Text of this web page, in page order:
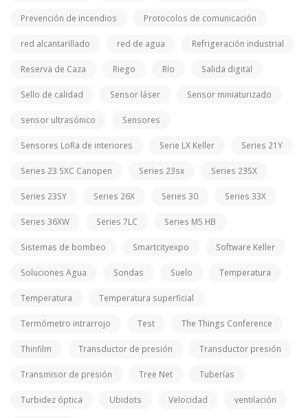
Prevención de incendios Protocolos de comunicación
red alcantarillado red de agua Refrigeración industrial
Reserva de Caza Riego Río Salida digital
Sello de calidad Sensor láser Sensor miniaturizado
sensor ultrasónico Sensores
Sensores LoRa de interiores Serie LX Keller Series 21Y
Series 23 SXC Canopen Series 23sx Series 23SX
Series 23SY Series 26X Series 30 Series 33X
Series 36XW Series 7LC Series M5 HB
Sistemas de bombeo Smartcityexpo Software Keller
Soluciones Agua Sondas Suelo Temperatura
Temperatura Temperatura superficial
Termómetro intrarrojo Test The Things Conference
Thinfilm Transductor de presión Transductor presión
Transmisor de presión Tree Net Tuberías
Turbidez óptica Ubidots Velocidad ventilación